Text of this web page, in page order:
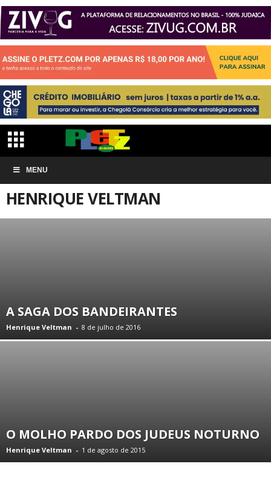
MENU
Início ARTIGOS
HENRIQUE VELTMAN
A SAGA DOS BANDEIRANTES
Henrique Veltman - 8 de julho de 2016
O MOLHO PARDO DOS JUDEUS NOTURNO
Henrique Veltman - 1 de agosto de 2015